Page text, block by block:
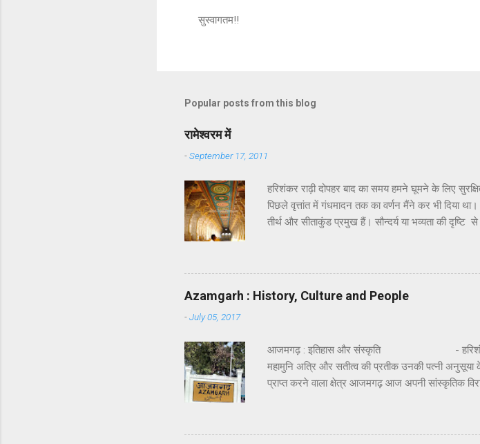
o
m
n
सुस्वागतम!!
Popular posts from this blog
रामेश्वरम में
-September 17, 2011
हरिशंकर राढ़ी दोपहर बाद का समय हमने घूमने के लिए
पिछले वृत्तांत में गंधमादन तक का वर्णन मैंने कर भी दिया
तीर्थ और सीताकुंड प्रमुख हैं। सौन्दर्य या भव्यता की दृष्टि
सेतु को दिखाने के लिए और अपने आराध्य भगवान शिव के
और भगवान शिव की पूजा की थी। यहाँ पर
किया । इन्हीं कुंडों का नाम रामतीर्थ, सीताकुंड और
अवश्य होता है। स्थानीय दर्शनों में हनुमा...
Azamgarh : History, Culture and People
-July 05, 2017
आजमगढ़ : इतिहास और संस्कृति - हरिशंकर
महामुनि अत्रि और सतीत्व की प्रतीक उनकी पत्नी अनुसूया के
प्राप्त करने वाला क्षेत्र आजमगढ़ आज अपनी सांस्कृतिक
सौन्दर्य को छिपाए अपने अतीत का अवलोकन करता
हो रहा होगा कि जिस गरिमा और सौष्ठव से उसकी पहचान